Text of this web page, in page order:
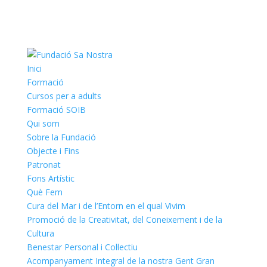
Inici
Formació
Cursos per a adults
Formació SOIB
Qui som
Sobre la Fundació
Objecte i Fins
Patronat
Fons Artístic
Què Fem
Cura del Mar i de l’Entorn en el qual Vivim
Promoció de la Creativitat, del Coneixement i de la
Cultura
Benestar Personal i Col·lectiu
Acompanyament Integral de la nostra Gent Gran